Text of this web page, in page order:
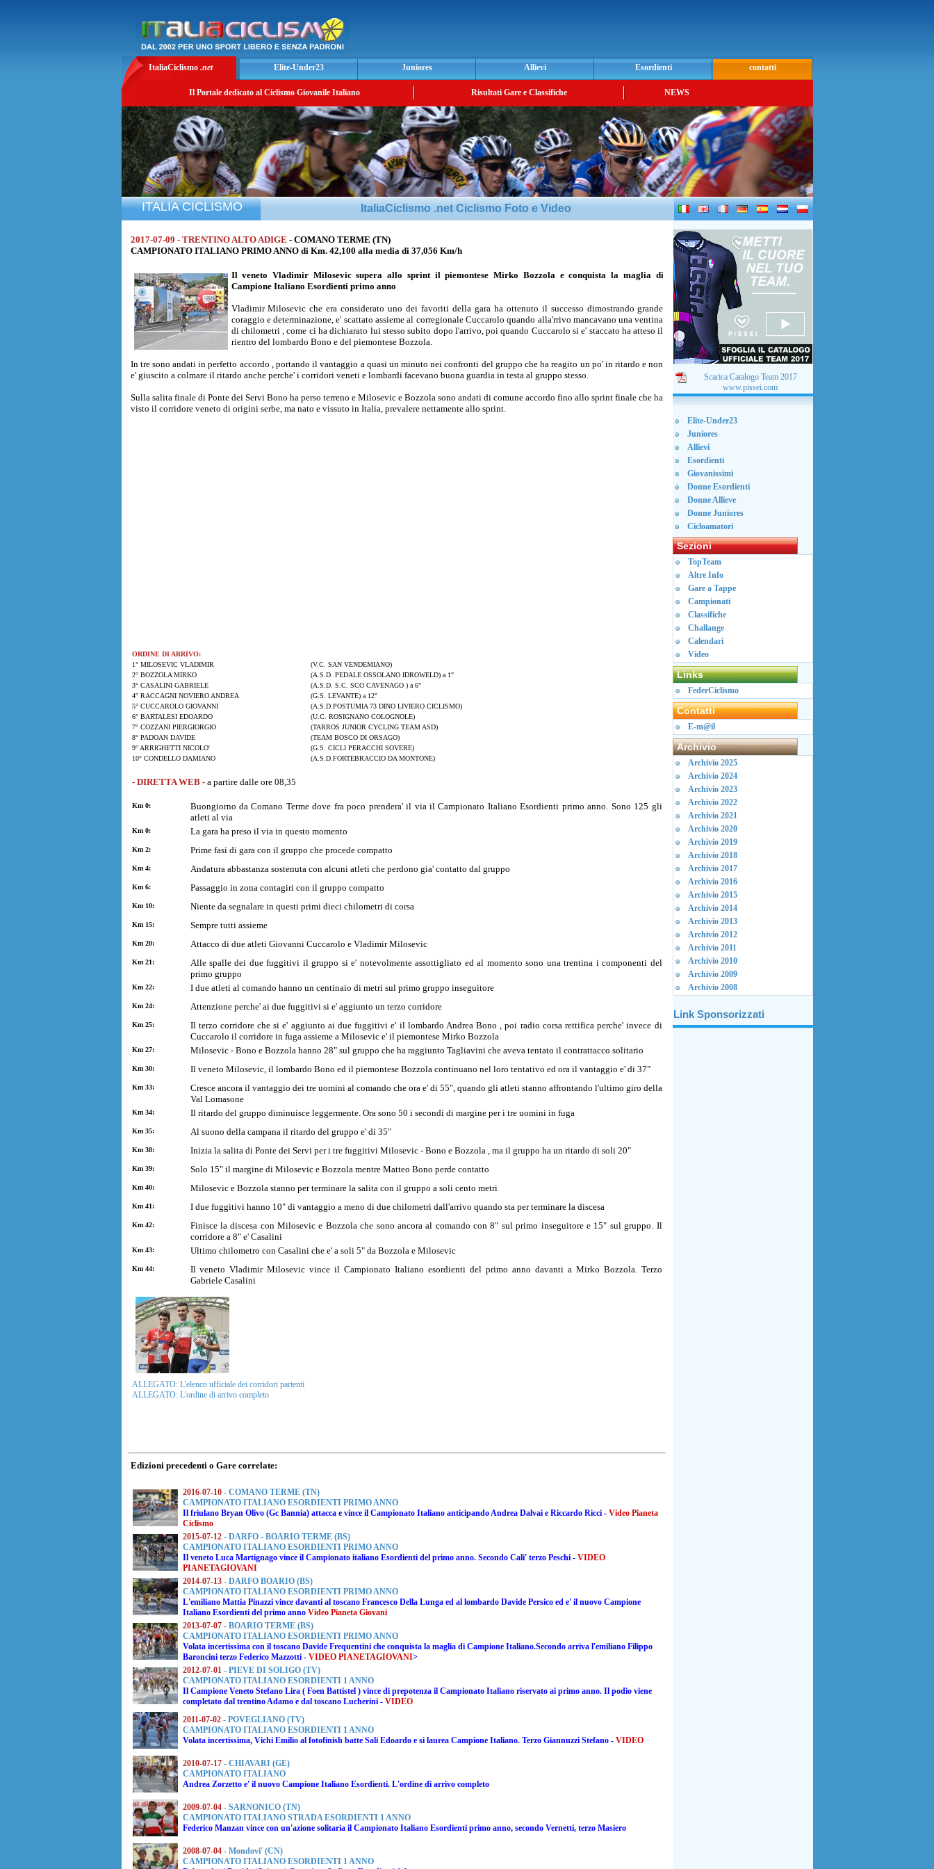
ItaliaCiclismo .net Elite-Under23 Juniores Allievi Esordienti contatti
Il Portale dedicato al Ciclismo Giovanile Italiano Risultati Gare e Classifiche NEWS
ITALIA CICLISMO ItaliaCiclismo .net Ciclismo Foto e Video
2017-07-09 - TRENTINO ALTO ADIGE - COMANO TERME (TN)
CAMPIONATO ITALIANO PRIMO ANNO di Km. 42,100 alla media di 37,056 Km/h
Il veneto Vladimir Milosevicsupera allo sprint il piemonteseMirko Bozzola e conquista la maglia di
Campione Italiano Esordienti primo anno
Vladimir Milosevic che era considerato uno dei favoriti della gara ha ottenuto il successo dimostrando grande
coraggio e determinazione, e' scattato assieme al corregionale Cuccarolo quando alla'rrivo mancavano una ventina
di chilometri , come ci ha dichiarato lui stesso subito dopo l'arrivo, poi quando Cuccarolo si e' staccato ha atteso il
rientro del lombardo Bono e del piemontese Bozzola.
In tre sono andati in perfetto accordo , portando il vantaggio a quasi un minuto nei confronti del gruppo che ha reagito un po' in ritardo e non
e' giuscito a colmare il ritardo anche perche' i corridori veneti e lombardi facevano buona guardia in testa al gruppo stesso.
Sulla salita finale di Ponte dei Servi Bono ha perso terreno e Milosevic e Bozzola sono andati di comune accordo fino allo sprint finale che ha
visto il corridore veneto di origini serbe, ma nato e vissuto in Italia, prevalere nettamente allo sprint.
ORDINE DI ARRIVO:
1° MILOSEVIC VLADIMIR
(V.C. SAN VENDEMIANO)
2° BOZZOLA MIRKO
(A.S.D. PEDALE OSSOLANO IDROWELD) a 1"
3° CASALINI GABRIELE
(A.S.D. S.C. SCO CAVENAGO ) a 6"
4° RACCAGNI NOVIERO ANDREA
(G.S. LEVANTE) a 12"
5° CUCCAROLO GIOVANNI
(A.S.D.POSTUMIA 73 DINO LIVIERO CICLISMO)
6° BARTALESI EDOARDO
(U.C. ROSIGNANO COLOGNOLE)
7° COZZANI PIERGIORGIO
(TARROS JUNIOR CYCLING TEAM ASD)
8° PADOAN DAVIDE
(TEAM BOSCO DI ORSAGO)
9° ARRIGHETTI NICOLO'
(G.S. CICLI PERACCHI SOVERE)
10° CONDELLO DAMIANO
(A.S.D.FORTEBRACCIO DA MONTONE)
- DIRETTA WEB - a partire dalle ore 08,35
Km 0:
Buongiorno da Comano Terme dove fra poco prendera' il via il Campionato Italiano Esordienti primo anno. Sono 125 gli
atleti al via
Km 0: La gara ha preso il via in questo momento
Km 2: Prime fasi di gara con il gruppo che procede compatto
Km 4: Andatura abbastanza sostenuta con alcuni atleti che perdono gia' contatto dal gruppo
Km 6: Passaggio in zona contagiri con il gruppo compatto
Km 10: Niente da segnalare in questi primi dieci chilometri di corsa
Km 15: Sempre tutti assieme
Km 20: Attacco di due atleti Giovanni Cuccarolo e Vladimir Milosevic
Km 21:
Alle spalle dei due fuggitivi il gruppo si e' notevolmente assottigliato ed al momento sono una trentina i componenti del
primo gruppo
Km 22: I due atleti al comando hanno un centinaio di metri sul primo gruppo inseguitore
Km 24: Attenzione perche' ai due fuggitivi si e' aggiunto un terzo corridore
Km 25:
Il terzo corridore che si e' aggiunto ai due fuggitivi e' il lombardo Andrea Bono , poi radio corsa rettifica perche' invece di
Cuccarolo il corridore in fuga assieme a Milosevic e' il piemontese Mirko Bozzola
Km 27: Milosevic - Bono e Bozzola hanno 28" sul gruppo che ha raggiunto Tagliavini che aveva tentato il contrattacco solitario
Km 30: Il veneto Milosevic, il lombardo Bono ed il piemontese Bozzola continuano nel loro tentativo ed ora il vantaggio e' di 37"
Km 33:
Cresce ancora il vantaggio dei tre uomini al comando che ora e' di 55", quando gli atleti stanno affrontando l'ultimo giro della
Val Lomasone
Km 34: Il ritardo del gruppo diminuisce leggermente. Ora sono 50 i secondi di margine per i tre uomini in fuga
Km 35: Al suono della campana il ritardo del gruppo e' di 35"
Km 38: Inizia la salita di Ponte dei Servi per i tre fuggitivi Milosevic - Bono e Bozzola , ma il gruppo ha un ritardo di soli 20"
Km 39: Solo 15" il margine di Milosevic e Bozzola mentre Matteo Bono perde contatto
Km 40: Milosevic e Bozzola stanno per terminare la salita con il gruppo a soli cento metri
Km 41: I due fuggitivi hanno 10" di vantaggio a meno di due chilometri dall'arrivo quando sta per terminare la discesa
Km 42:
Finisce la discesa con Milosevic e Bozzola che sono ancora al comando con 8" sul primo inseguitore e 15" sul gruppo. Il
corridore a 8" e' Casalini
Km 43: Ultimo chilometro con Casalini che e' a soli 5" da Bozzola e Milosevic
Km 44:
Il veneto Vladimir Milosevic vince il Campionato Italiano esordienti del primo anno davanti a Mirko Bozzola. Terzo
Gabriele Casalini
ALLEGATO: L'elenco ufficiale dei corridori partenti
ALLEGATO: L'ordine di arrivo completo
Edizioni precedenti o Gare correlate:
2016-07-10- COMANO TERME (TN)
CAMPIONATO ITALIANO ESORDIENTI PRIMO ANNO
Il friulano Bryan Olivo(Gc Bannia) attacca e vince il Campionato Italiano anticipando Andrea Dalvai e Riccardo Ricci - Video Pianeta
Ciclismo
2015-07-12- DARFO - BOARIO TERME (BS)
CAMPIONATO ITALIANO ESORDIENTI PRIMO ANNO
Il veneto Luca Martignago vince il Campionato italiano Esordienti del primo anno. Secondo Cali'terzo Peschi- VIDEO
PIANETAGIOVANI
2014-07-13- DARFO BOARIO (BS)
CAMPIONATO ITALIANO ESORDIENTI PRIMO ANNO
L'emiliano Mattia Pinazzi vince davanti al toscano Francesco Della Lunga ed al lombardo Davide Persicoed e' il nuovo Campione
Italiano Esordienti del primo anno Video Pianeta Giovani
2013-07-07- BOARIO TERME (BS)
CAMPIONATO ITALIANO ESORDIENTI PRIMO ANNO
Volata incertissima con il toscano Davide Frequentini che conquista la maglia di Campione Italiano.Secondo arriva l'emiliano Filippo
Baroncini terzo Federico Mazzotti - VIDEO PIANETAGIOVANI>
2012-07-01- PIEVE DI SOLIGO (TV)
CAMPIONATO ITALIANO ESORDIENTI 1 ANNO
Il Campione Veneto Stefano Lira ( Foen Battistel ) vince di prepotenza il Campionato Italiano riservato ai primo anno. Il podio viene
completato dal trentino Adamo e dal toscano Lucherini - VIDEO
2011-07-02- POVEGLIANO (TV)
CAMPIONATO ITALIANO ESORDIENTI 1 ANNO
Volata incertissima, Vichi Emilio al fotofinish batte Sali Edoardo e si laurea Campione Italiano. Terzo Giannuzzi Stefano - VIDEO
2010-07-17- CHIAVARI (GE)
CAMPIONATO ITALIANO
Andrea Zorzettoe' il nuovo Campione Italiano Esordienti. L'ordine di arrivo completo
2009-07-04- SARNONICO (TN)
CAMPIONATO ITALIANO STRADA ESORDIENTI 1 ANNO
Federico Manzan vince con un'azione solitaria il Campionato Italiano Esordienti primo anno, secondo Vernetti, terzo Masiero
2008-07-04- Mondovi' (CN)
CAMPIONATO ITALIANO ESORDIENTI 1 ANNO
Scarica Catalogo Team 2017
www.pissei.com
Elite-Under23
Juniores
Allievi
Esordienti
Giovanissimi
Donne Esordienti
Donne Allieve
Donne Juniores
Cicloamatori
Sezioni
TopTeam
Altre Info
Gare a Tappe
Campionati
Classifiche
Challange
Calendari
Video
Links
FederCiclismo
Contatti
E-m@il
Archivio
Archivio 2025
Archivio 2024
Archivio 2023
Archivio 2022
Archivio 2021
Archivio 2020
Archivio 2019
Archivio 2018
Archivio 2017
Archivio 2016
Archivio 2015
Archivio 2014
Archivio 2013
Archivio 2012
Archivio 2011
Archivio 2010
Archivio 2009
Archivio 2008
Link Sponsorizzati